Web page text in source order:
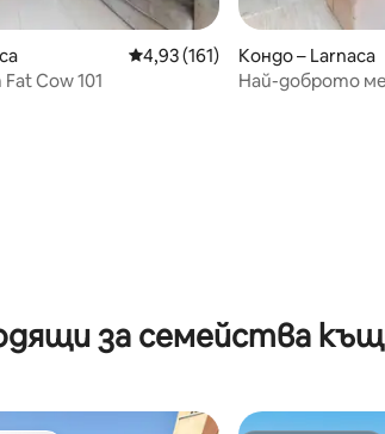
отзива
Средна оценка: 4,93 от 5, 161
4,93 (161)
Cow 101
Кондо – Larnaca
Най-доброто
за семейства